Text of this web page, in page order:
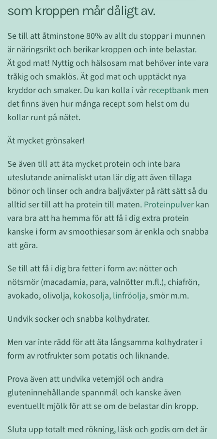
som kroppen mår dåligt av.
Se till att åtminstone 80% av allt du stoppar i munnen
är näringsrikt och berikar kroppen och inte belastar.
Ät god mat! Nyttig och hälsosam mat behöver inte vara
tråkig och smaklös. Ät god mat och upptäckt nya
kryddor och smaker. Du kan kolla i vårreceptbank men
det finns även hur många recept som helst om du
kollar runt på nätet.
Ät mycket grönsaker!
Se även till att äta mycket protein och inte bara
uteslutande animaliskt utan lär dig att även tillaga
bönor och linser och andra baljväxter på rätt sätt så du
alltid ser till att ha protein till maten. Proteinpulverkan
vara bra att ha hemma för att få i dig extra protein
kanske i form av smoothiesar som är enkla och snabba
att göra.
Se till att få i dig bra fetter i form av: nötter och
nötsmör (macadamia, para, valnötter m.fl.), chiafrön,
avokado, olivolja, kokosolja, linfröolja, smör m.m.
Undvik socker och snabba kolhydrater.
Men var inte rädd för att äta långsamma kolhydrater i
form av rotfrukter som potatis och liknande.
Prova även att undvika vetemjöl och andra
gluteninnehållande spannmål och kanske även
eventuellt mjölk för att se om de belastar din kropp.
Sluta upp totalt med rökning, läsk och godis om det är